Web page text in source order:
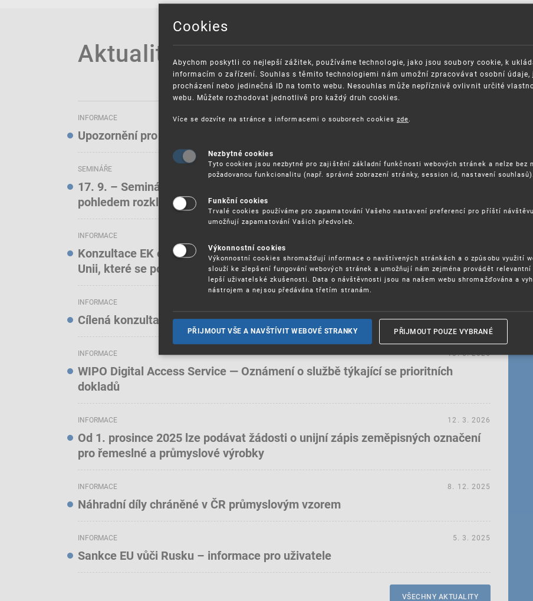
Aktuality
INFORMACE
Upozornění pro uživatele elektronických služeb - 5.8.2026
SEMINÁŘE
17. 9. – Seminář: Známkové právo trochu jinak (aneb když se značky hádají
pohledem rozkladových oddělení)
17. 9. 2026
INFORMACE
Konzultace EK o online službách a fyzických tržištích nacházejících se mimo
Unii, které se podílejí na podstatném porušování IPR
INFORMACE
Cílená konzultace EK o stavu ochrany a vymáhání IPR ve třetích zemích
INFORMACE
WIPO Digital Access Service — Oznámení o službě týkající se prioritních
dokladů
18. 5. 2026
INFORMACE
Od 1. prosince 2025 lze podávat žádosti o unijní zápis zeměpisných označení
pro řemeslné a průmyslové výrobky
12. 3. 2026
INFORMACE
Náhradní díly chráněné v ČR průmyslovým vzorem
8. 12. 2025
INFORMACE
Sankce EU vůči Rusku – informace pro uživatele
5. 3. 2025
VŠECHNY AKTUALITY
Cookies
Abychom poskytli co nejlepší zážitek, používáme technologie, jako jsou soubory cookie, k
informacím o zařízení. Souhlas s těmito technologiemi nám umožní zpracovávat osobní údaje,
procházení nebo jedinečná ID na tomto webu. Nesouhlas může nepříznivě ovlivnit určité
webu. Můžete rozhodovat jednotlivě pro každý druh cookies.
Více se dozvíte na stránce s informacemi o souborech cookies zde.
Nezbytné cookies
Tyto cookies jsou nezbytné pro zajištění základní funkčnosti webových stránek a nelze bez
požadovanou funkcionalitu (např. správné zobrazení stránky, session id, nastavení souhlasů).
Funkční cookies
Trvalé cookies používáme pro zapamatování Vašeho nastavení preferencí pro příští
umožňují zapamatování Vašich předvoleb.
Výkonnostní cookies
Výkonnostní cookies shromažďují informace o navštívených stránkách a o způsobu využití
slouží ke zlepšení fungování webových stránek a umožňují nám zejména provádět relevantní
lepší uživatelské zkušenosti. Data o návštěvnosti jsou na našem webu shromažďována a
nástrojem a nejsou předávána třetím stranám.
PŘIJMOUT VŠE A NAVŠTÍVIT WEBOVÉ STRANKY PŘIJMOUT POUZE VYBRANÉ